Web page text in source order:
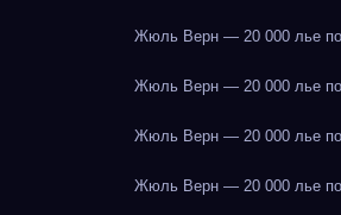
Жюль Верн — 20 000 лье
Жюль Верн — 20 000 лье
Жюль Верн — 20 000 лье
Жюль Верн — 20 000 лье